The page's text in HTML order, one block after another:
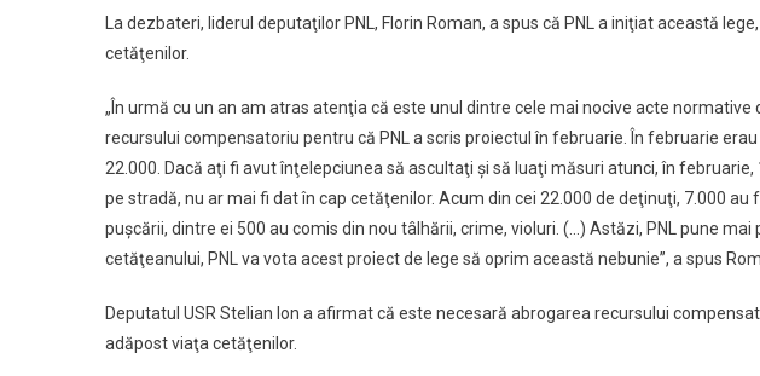
La dezbateri, liderul deputaţilor PNL, Florin Roman, a spus că PNL a iniţiat această
cetăţenilor.
„În urmă cu un an am atras atenţia că este unul dintre cele mai nocive acte
recursului compensatoriu pentru că PNL a scris proiectul în februarie. În februarie
22.000. Dacă aţi fi avut înţelepciunea să ascultaţi şi să luaţi măsuri atunci, în
pe stradă, nu ar mai fi dat în cap cetăţenilor. Acum din cei 22.000 de deţinuţi, 7.000 au
puşcării, dintre ei 500 au comis din nou tâlhării, crime, violuri. (…) Astăzi, PNL pune
cetăţeanului, PNL va vota acest proiect de lege să oprim această nebunie”, a spus
Deputatul USR Stelian Ion a afirmat că este necesară abrogarea recursului
adăpost viaţa cetăţenilor.